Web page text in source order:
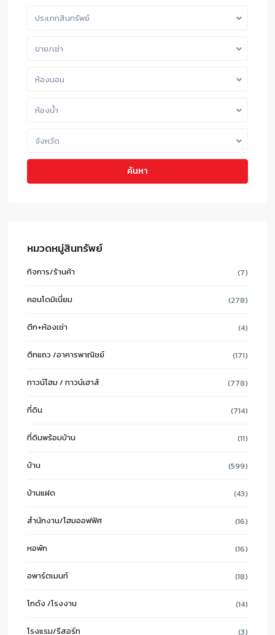
ประเภทสินทรัพย์
ขาย/เช่า
ห้องนอน
ห้องน้ำ
จังหวัด
ค้นหา
หมวดหมู่สินทรัพย์
กิจการ/ร้านค้า (7)
คอนโดมิเนี่ยม (278)
ตึก+ห้องเช่า (4)
ตึกแถว /อาคารพาณิชย์ (171)
ทาวน์โฮม / ทาวน์เฮาส์ (778)
ที่ดิน (714)
ที่ดินพร้อมบ้าน (11)
บ้าน (599)
บ้านแฝด (43)
สำนักงาน/โฮมออฟฟิศ (16)
หอพัก (16)
อพาร์ตเมนท์ (18)
โกดัง /โรงงาน (14)
โรงแรม/รีสอร์ท (3)